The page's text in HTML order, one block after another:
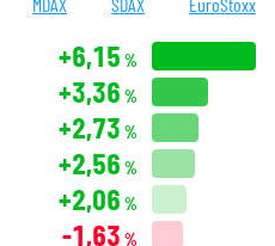
+6,15 %
+3,36 %
+2,73 %
+2,56 %
+2,06 %
-1,63 %